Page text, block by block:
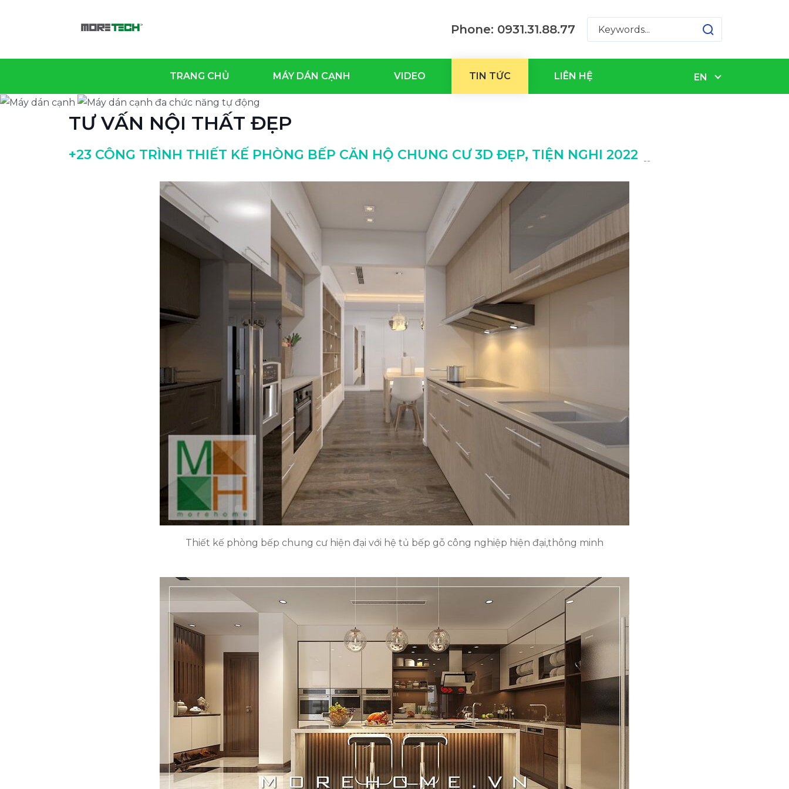
Phone: 0931.31.88.77
TRANG CHỦ MÁY DÁN CẠNH VIDEO TIN TỨC LIÊN HỆ EN
TƯ VẤN NỘI THẤT ĐẸP
+23 CÔNG TRÌNH THIẾT KẾ PHÒNG BẾP CĂN HỘ CHUNG CƯ 3D ĐẸP, TIỆN NGHI 2022 --
Thiết kế phòng bếp chung cư hiện đại với hệ tủ bếp gỗ công nghiệp hiện đại,thông minh